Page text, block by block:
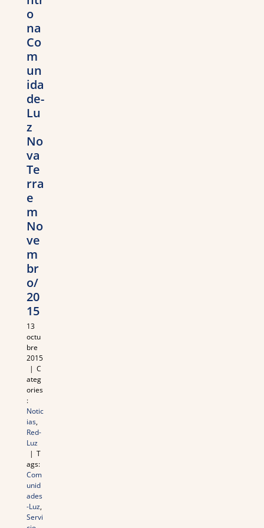
o
na
Co
m
un
ida
de-
Lu
z
No
va
Te
rra
e
m
No
ve
m
br
o/
20
15
13
octu
bre
2015
| C
ateg
ories
:
Notic
ias,
Red-
Luz
| T
ags:
Com
unid
ades
-Luz,
Servi